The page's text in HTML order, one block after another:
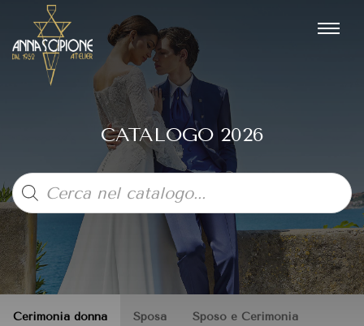
CATALOGO 2026
Products
search
Cerimonia donna Sposa Sposo e Cerimonia